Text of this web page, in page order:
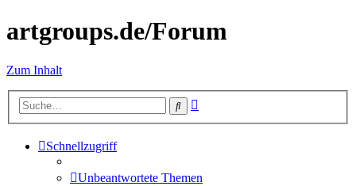
artgroups.de/Forum
Zum Inhalt
Suche
Schnellzugriff
Unbeantwortete Themen